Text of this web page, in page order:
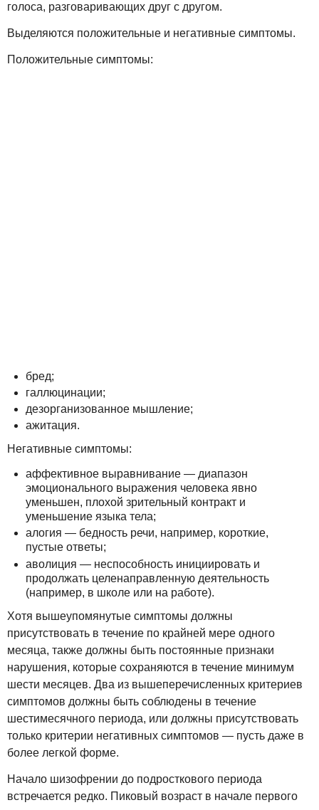
голоса, разговаривающих друг с другом.
Выделяются положительные и негативные симптомы.
Положительные симптомы:
бред;
галлюцинации;
дезорганизованное мышление;
ажитация.
Негативные симптомы:
аффективное выравнивание — диапазон
эмоционального выражения человека явно
уменьшен, плохой зрительный контракт и
уменьшение языка тела;
алогия — бедность речи, например, короткие,
пустые ответы;
аволиция — неспособность инициировать и
продолжать целенаправленную деятельность
(например, в школе или на работе).
Хотя вышеупомянутые симптомы должны
присутствовать в течение по крайней мере одного
месяца, также должны быть постоянные признаки
нарушения, которые сохраняются в течение минимум
шести месяцев. Два из вышеперечисленных критериев
симптомов должны быть соблюдены в течение
шестимесячного периода, или должны присутствовать
только критерии негативных симптомов — пусть даже в
более легкой форме.
Начало шизофрении до подросткового периода
встречается редко. Пиковый возраст в начале первого